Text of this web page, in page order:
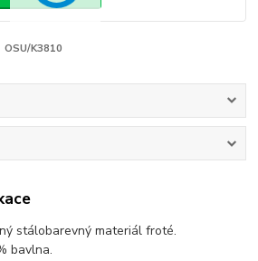
OSU/K3810
stálobarevný materiál froté.
bavlna.